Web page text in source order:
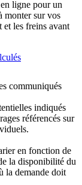
ligne pour un
monter sur vos
et les freins avant
communiqués
indiqués
référencés sur
en fonction de
la disponibilité du
la demande doit